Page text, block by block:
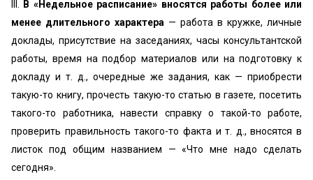
III. В «Недельное расписание» вносятся работы более или
менее длительного характера — работа в кружке, личные
доклады, присутствие на заседаниях, часы консультантской
работы, время на подбор материалов или на подготовку к
докладу и т. д., очередные же задания, как — приобрести
такую-то книгу, прочесть такую-то статью в газете, посетить
такого-то работника, навести справку о такой-то работе,
проверить правильность такого-то факта и т. д., вносятся в
листок под общим названием — «Что мне надо сделать
сегодня».